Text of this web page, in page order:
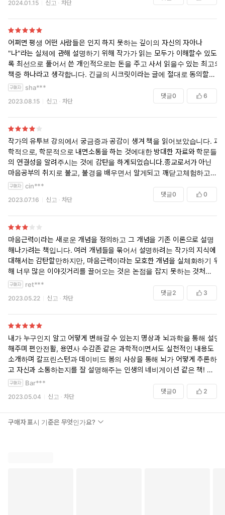
2024.01.15 신고 차단
어쩌면 평생 어떤 사람들은 인지 하지 못하는 깊이의 자신의 자아나
"나"라는 실체에 관해 설명하기 위해 작가가 읽는 모두가 이해할수 있도
록 최선으로 풀어서 쓴 개인적으로는 돈을 주고 사서 읽을수 있는 최고의
책중 하나라고 생각합니다. 긴글의 시크릿이라는 글에 절대로 동의할수
없고 차원이 다른 책입니다. 나는 무엇일까? 나라는 사람은 왜 이런 모양
으로 살고 있고 같은 행동을 반복하는가? 행복한 "나"와 불행한 "나"의
실체는 무엇일까? 나를 바꾸고 싶은데 유전적으로 환경의 이유로 이번생
은 힘들겠구나 등의 생각을 하며 나의 틀안에 갇혀서 살고 있는 자신의 모
습이 괴롭게 느껴진적이 있는 분이라면 추천하고 싶습니다.
저 개인적으로는 자살기도를 여러번 한 아버지의 딸로 자라 초등학교 들
어가기 전부터 우울증과 불면증을 갖고 평생을 산 사람으로써 작가님이
제시하시는 방법과 수면명상으로 정말 많은 변화가 있었습니다. 나 자체
라고 평생 믿고 죽어야 끝나겠지 하던 증상들이 물리적으로 제어가 될수
있다는걸 경험했고 유투브에서 본 내용을 책으로 갖게 되어 너무 기쁩니
다. 부모가 되실 분들이나 자녀가 있으신 분들이 꼭 읽으셨으면 합니다.
sha***
2023.08.15 신고 차단
댓글0 6
작가의 유투브 강의에서 궁금증과 공감이 생겨 책을 읽어보았습니다. 과
학적으로, 학문적으로 내면소통을 하는 것에대한 방대한 자료와 학문들
의 연결성을 알려주시는 것에 감탄을 하게되었습니다.종교로서가 아닌
마음공부의 취지로 불교, 불경을 배우면서 알게되고 깨닫고체험하고나가
는 과정에서 이 책을 접했는데 결국 같은얘기를 하는 거구나 함을 느꼈습
니다. 다만 중간이후에 넘 방대한 자료와, 전문가의 말씀들과 채우면서 요
지를 뒷받침하고싶어하시는 욕구에 요지의 힘이 약해지는 듯합니다.
cin***
2023.07.16 신고 차단
댓글0 0
마음근력이라는 새로운 개념을 정의하고 그 개념을 기존 이론으로 설명
해나가려는 책입니다. 여러 개념들을 묶어서 설명하려는 작가의 지식에
대해서는 감탄할만하지만, 마음근력이라는 모호한 개념을 실체화하기 위
해 너무 많은 이야깃거리를 끌어오는 것은 논점을 잡지 못하는 것처럼 보
입니다. 수많은 지식 사이에서 독자가 어떤 깨달음을 얻을 수도 있겠지만,
그것이 지식들을 하나의 개념으로 모으려는 작가의 노력때문은 아니라는
생각이 듭니다. 특히 양자역학을 끌어올 때는, 지금까지 말한 지식들이 맞
는 말인가 싶을 정도로 회의감이 많이 들었습니다. 하지만 당신은 변할 수
있다는 메세지를 던져주는 것은 긍정적입니다. 요약하면, 분량이 좀 많은
시크릿입니다.
ret***
2023.05.22 신고 차단
댓글2 3
내가 누구인지 알고 어떻게 변해갈 수 있는지 명상과 뇌과학을 통해 설명
해주며 편안전활, 용연사 수감존 같은 과학적이면서도 실천적인 내용도
소개하며 칼프린스턴과 데이비드 봄의 사상을 통해 뇌가 어떻게 추론하
고 자신과 소통하는지를 잘 설명해주는 인생의 네비게이션 같은 책! 일독,
아니 두고두고 읽을 만한 좋은 책으로 추천드리고 싶다.
Bar***
2023.05.04 신고 차단
댓글0 2
구매자 표시 기준은 무엇인가요?